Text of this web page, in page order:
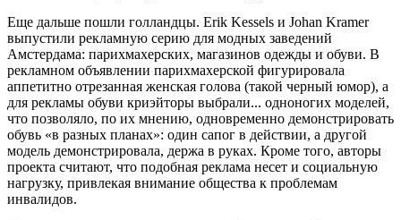
Еще дальше пошли голландцы. Erik Kessels и Johan Kramer
выпустили рекламную серию для модных заведений
Амстердама: парихмахерских, магазинов одежды и обуви. В
рекламном объявлении парихмахерской фигурировала
аппетитно отрезанная женская голова (такой черный юмор), а
для рекламы обуви криэйторы выбрали... одноногих моделей,
что позволяло, по их мнению, одновременно демонстрировать
обувь «в разных планах»: один сапог в действии, а другой
модель демонстрировала, держа в руках. Кроме того, авторы
проекта считают, что подобная реклама несет и социальную
нагрузку, привлекая внимание общества к проблемам
инвалидов.